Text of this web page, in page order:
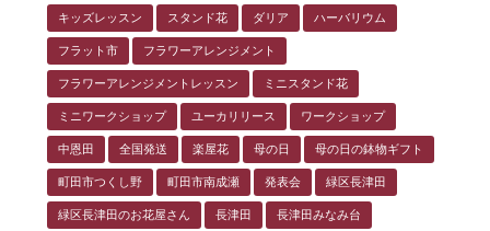
キッズレッスン スタンド花 ダリア ハーバリウム
フラット市 フラワーアレンジメント
フラワーアレンジメントレッスン ミニスタンド花
ミニワークショップ ユーカリリース ワークショップ
中恩田 全国発送 楽屋花 母の日 母の日の鉢物ギフト
町田市つくし野 町田市南成瀬 発表会 緑区長津田
緑区長津田のお花屋さん 長津田 長津田みなみ台